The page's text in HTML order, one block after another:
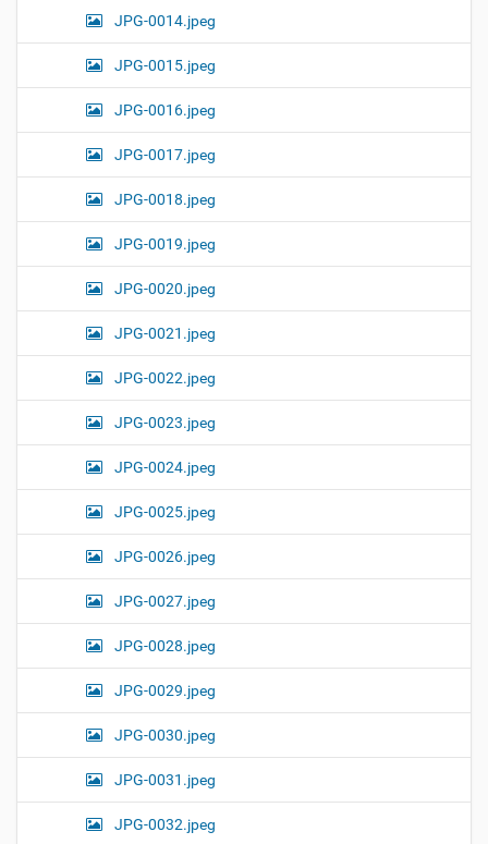
JPG-0014.jpeg
JPG-0015.jpeg
JPG-0016.jpeg
JPG-0017.jpeg
JPG-0018.jpeg
JPG-0019.jpeg
JPG-0020.jpeg
JPG-0021.jpeg
JPG-0022.jpeg
JPG-0023.jpeg
JPG-0024.jpeg
JPG-0025.jpeg
JPG-0026.jpeg
JPG-0027.jpeg
JPG-0028.jpeg
JPG-0029.jpeg
JPG-0030.jpeg
JPG-0031.jpeg
JPG-0032.jpeg